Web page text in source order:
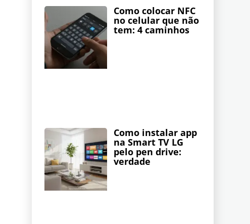
Como colocar NFC
no celular que não
tem: 4 caminhos
Como instalar app
na Smart TV LG
pelo pen drive:
verdade